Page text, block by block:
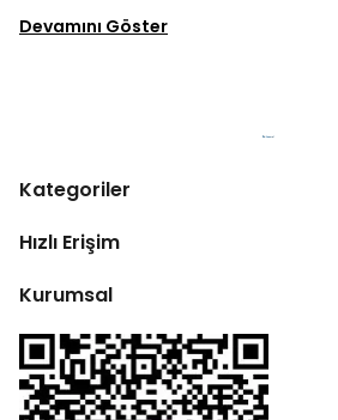
Devamını Göster
Kategoriler
Hızlı Erişim
Kurumsal